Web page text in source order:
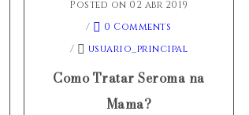
Posted on 02 abr 2019
/
0 Comments
/
usuario_principal
Como Tratar Seroma na
Mama?